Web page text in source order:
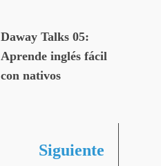
Daway Talks 05:
Aprende inglés fácil
con nativos
Siguiente